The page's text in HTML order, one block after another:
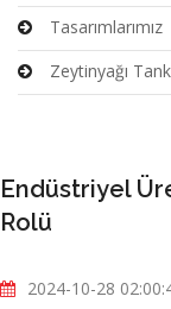
Tasarımlarımız
Zeytinyağı
Endüstriyel
Rolü
2024-10-28